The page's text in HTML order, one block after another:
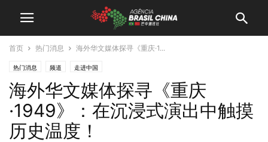
首页 热门消息 海外华文媒体探寻《重庆·1...
热门消息 频道 走进中国
海外华文媒体探寻《重庆
·1949》：在沉浸式演出中触摸
历史温度！